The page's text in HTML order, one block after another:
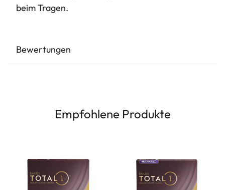
beim Tragen.
Bewertungen
Empfohlene Produkte